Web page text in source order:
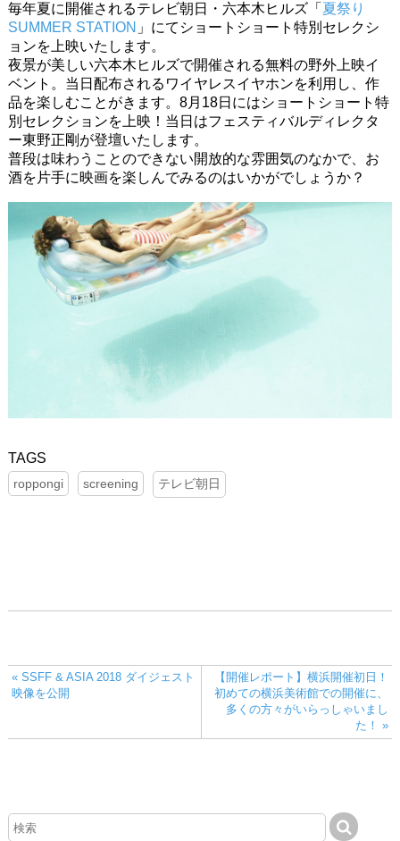
毎年夏に開催されるテレビ朝日・六本木ヒルズ「 夏祭り
SUMMER STATION 」にてショートショート特別セレクシ
ョンを上映いたします。
夜景が美しい六本木ヒルズで開催される無料の野外上映イ
ベント。当日配布されるワイヤレスイヤホンを利用し、作
品を楽しむことがきます。8月18日にはショートショート特
別セレクションを上映！当日はフェスティバルディレクタ
ー東野正剛が登壇いたします。
普段は味わうことのできない開放的な雰囲気のなかで、お
酒を片手に映画を楽しんでみるのはいかがでしょうか？
roppongi screening テレビ朝日
« SSFF & ASIA 2018 ダイジェスト
映像を公開
【開催レポート】横浜開催初日！
初めての横浜美術館での開催に、
多くの方々がいらっしゃいまし
た！ »